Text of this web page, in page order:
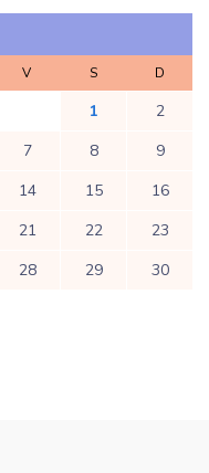
V S D
1
2
7 8
9
14 15
16
21 22
23
28 29
30